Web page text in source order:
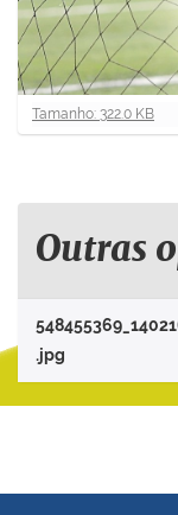
C
l
e
p
a
v
e
Tamanho: 322.0 KB
Outras
.jpg